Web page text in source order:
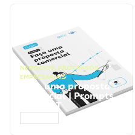
NEGÓCIOS, PROCESSOS
EMPRESARIAIS
Faça uma proposta
comercial | Prompts
ChatGPT